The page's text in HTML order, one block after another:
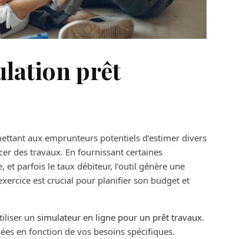
prêt
aux emprunteurs potentiels d’estimer divers
des travaux. En fournissant certaines
parfois le taux débiteur, l’outil génère une
est crucial pour planifier son budget et
un simulateur en ligne pour un prêt travaux.
en fonction de vos besoins spécifiques.